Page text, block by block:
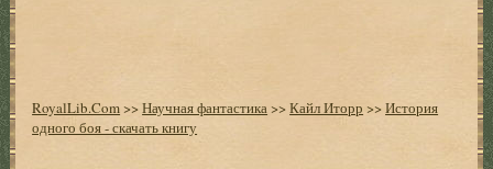
RoyalLib.Com>>Научная фантастика>>Кайл Иторр >>История
одного боя - скачать книгу